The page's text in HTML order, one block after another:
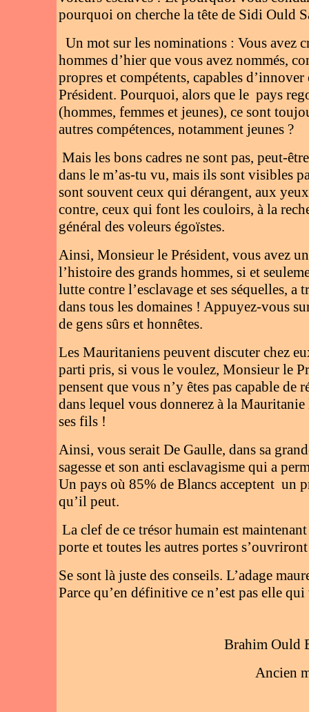
pourquoi on cherche la tête de Sidi Ould
Un mot sur les nominations : Vous avez
hommes d’hier que vous avez nommés,
propres et compétents, capables
Président. Pourquoi, alors que le pays
(hommes, femmes et jeunes), ce sont
autres compétences, notamment jeunes ?
Mais les bons cadres ne sont pas, peut-
dans le m’as-tu vu, mais ils sont visibles
sont souvent ceux qui dérangent, aux
contre, ceux qui font les couloirs, à la
général des voleurs égoïstes.
Ainsi, Monsieur le Président, vous avez
l’histoire des grands hommes, si et
lutte contre l’esclavage et ses séquelles,
dans tous les domaines ! Appuyez-vous
de gens sûrs et honnêtes.
Les Mauritaniens peuvent discuter chez
parti pris, si vous le voulez, Monsieur le
pensent que vous n’y êtes pas capable
dans lequel vous donnerez à la
ses fils !
Ainsi, vous serait De Gaulle, dans sa
sagesse et son anti esclavagisme qui a
Un pays où 85% de Blancs acceptent un
qu’il peut.
La clef de ce trésor humain est
porte et toutes les autres portes
Se sont là juste des conseils. L’adage
Parce qu’en définitive ce n’est pas elle
Brahim Ould
Ancien